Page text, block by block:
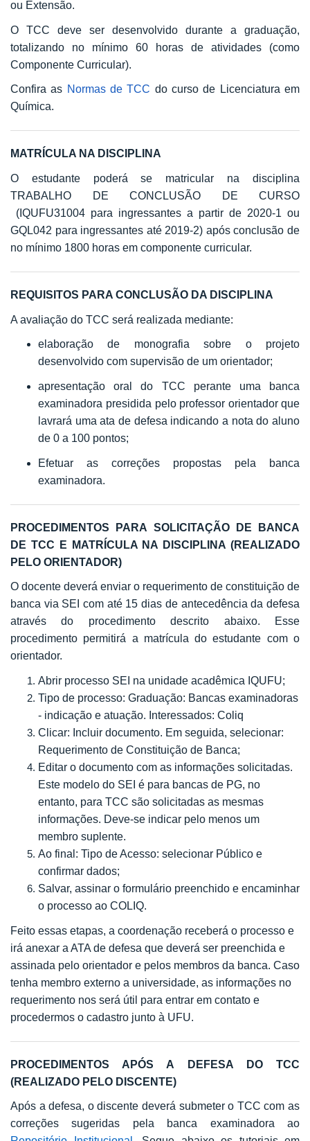
ou Extensão.
O TCC deve ser desenvolvido durante a graduação,
totalizando no mínimo 60 horas de atividades (como
Componente Curricular).
Confira as Normas de TCC do curso de Licenciatura em
Química.
MATRÍCULA NA DISCIPLINA
O estudante poderá se matricular na disciplina
TRABALHO DE CONCLUSÃO DE CURSO
(IQUFU31004 para ingressantes a partir de 2020-1 ou
GQL042 para ingressantes até 2019-2) após conclusão de
no mínimo 1800 horas em componente curricular.
REQUISITOS PARA CONCLUSÃO DA DISCIPLINA
A avaliação do TCC será realizada mediante:
elaboração de monografia sobre o projeto
desenvolvido com supervisão de um orientador;
apresentação oral do TCC perante uma banca
examinadora presidida pelo professor orientador que
lavrará uma ata de defesa indicando a nota do aluno
de 0 a 100 pontos;
Efetuar as correções propostas pela banca
examinadora.
PROCEDIMENTOS PARA SOLICITAÇÃO DE BANCA
DE TCC E MATRÍCULA NA DISCIPLINA (REALIZADO
PELO ORIENTADOR)
O docente deverá enviar o requerimento de constituição de
banca via SEI com até 15 dias de antecedência da defesa
através do procedimento descrito abaixo. Esse
procedimento permitirá a matrícula do estudante com o
orientador.
Abrir processo SEI na unidade acadêmica IQUFU;
Tipo de processo: Graduação: Bancas examinadoras
- indicação e atuação. Interessados: Coliq
Clicar: Incluir documento. Em seguida, selecionar:
Requerimento de Constituição de Banca;
Editar o documento com as informações solicitadas.
Este modelo do SEI é para bancas de PG, no
entanto, para TCC são solicitadas as mesmas
informações. Deve-se indicar pelo menos um
membro suplente.
Ao final: Tipo de Acesso: selecionar Público e
confirmar dados;
Salvar, assinar o formulário preenchido e encaminhar
o processo ao COLIQ.
Feito essas etapas, a coordenação receberá o processo e
irá anexar a ATA de defesa que deverá ser preenchida e
assinada pelo orientador e pelos membros da banca. Caso
tenha membro externo a universidade, as informações no
requerimento nos será útil para entrar em contato e
procedermos o cadastro junto à UFU.
PROCEDIMENTOS APÓS A DEFESA DO TCC
(REALIZADO PELO DISCENTE)
Após a defesa, o discente deverá submeter o TCC com as
correções sugeridas pela banca examinadora ao